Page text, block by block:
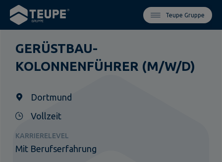
Teupe Gruppe
GERÜSTBAU-
KOLONNENFÜHRER (M/W/D)
Dortmund
Vollzeit
KARRIERELEVEL
Mit Berufserfahrung